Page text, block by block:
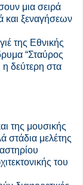
μια σειρά
και ξεναγήσεων
της Εθνικής
“Σταύρος
η δεύτερη στα
της μουσικής
στάδια μελέτης
του